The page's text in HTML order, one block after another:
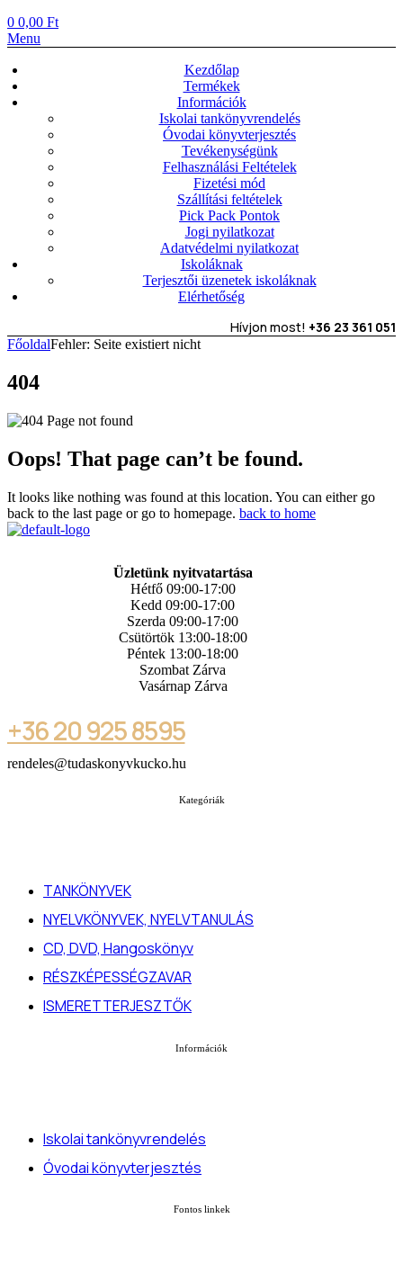
0 0,00 Ft
Menu
Kezdőlap
Termékek
Információk
Iskolai tankönyvrendelés
Óvodai könyvterjesztés
Tevékenységünk
Felhasználási Feltételek
Fizetési mód
Szállítási feltételek
Pick Pack Pontok
Jogi nyilatkozat
Adatvédelmi nyilatkozat
Iskoláknak
Terjesztői üzenetek iskoláknak
Elérhetőség
Hívjon most! +36 23 361 051
FőoldalFehler: Seite existiert nicht
404
Oops! That page can’t be found.
It looks like nothing was found at this location. You can either go
back to the last page or go to homepage. back to home
Üzletünk nyitvatartása
Hétfő 09:00-17:00
Kedd 09:00-17:00
Szerda 09:00-17:00
Csütörtök 13:00-18:00
Péntek 13:00-18:00
Szombat Zárva
Vasárnap Zárva
+36 20 925 8595
rendeles@tudaskonyvkucko.hu
Kategóriák
TANKÖNYVEK
NYELVKÖNYVEK, NYELVTANULÁS
CD, DVD, Hangoskönyv
RÉSZKÉPESSÉGZAVAR
ISMERETTERJESZTŐK
Információk
Iskolai tankönyvrendelés
Óvodai könyvterjesztés
Fontos linkek